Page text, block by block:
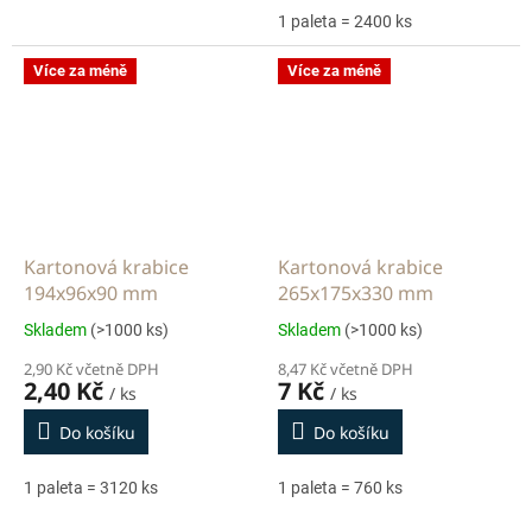
1 paleta = 2400 ks
Více za méně
Kartonová krabice
194x96x90 mm
Skladem (>1000 ks)
2,90 Kč včetně DPH
2,40 Kč / ks
Do košíku
1 paleta = 3120 ks
Více za méně
Kartonová krabice
265x175x330 mm
Skladem (>1000 ks)
8,47 Kč včetně DPH
7 Kč / ks
Do košíku
1 paleta = 760 ks